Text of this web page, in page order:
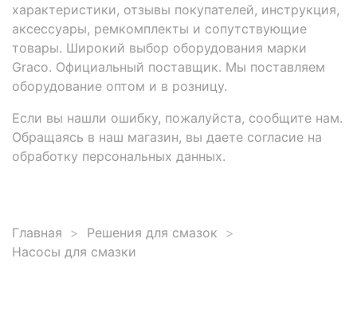
характеристики, отзывы покупателей, инструкция,
аксессуары, ремкомплекты и сопутствующие
товары. Широкий выбор оборудования марки
Graco. Официальный поставщик. Мы поставляем
оборудование оптом и в розницу.
Если вы нашли ошибку, пожалуйста, сообщите нам.
Обращаясь в наш магазин, вы даете согласие на
обработку персональных данных.
Главная
Решения для смазок
Насосы для смазки